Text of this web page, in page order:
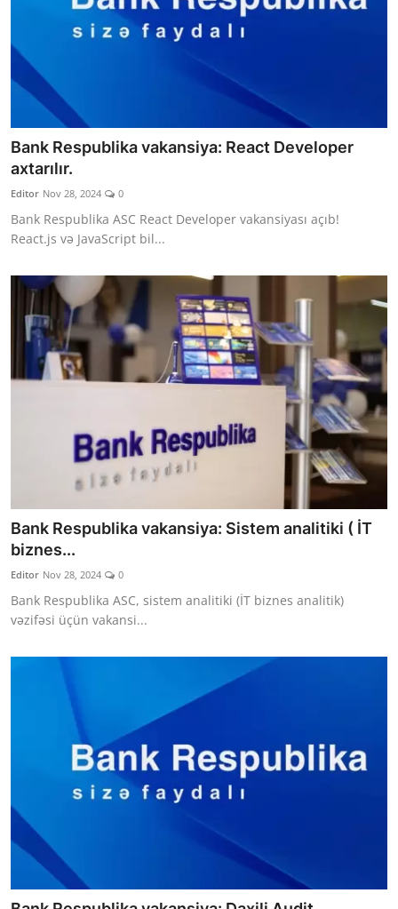
Bank Respublika vakansiya: React Developer
axtarılır.
Editor Nov 28, 2024 0
Bank Respublika ASC React Developer vakansiyası açıb!
React.js və JavaScript bil...
Bank Respublika vakansiya: Sistem analitiki ( İT
biznes...
Editor Nov 28, 2024 0
Bank Respublika ASC, sistem analitiki (İT biznes analitik)
vəzifəsi üçün vakansi...